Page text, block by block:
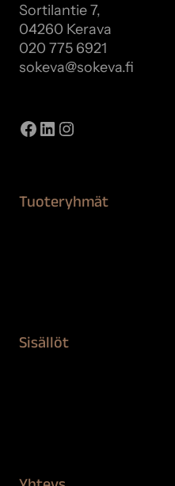
Sortilantie 7,
04260 Kerava
020 775 6921
sokeva@sokeva.fi
Facebook
LinkedIn
Instagram
Tuoteryhmät
Sisällöt